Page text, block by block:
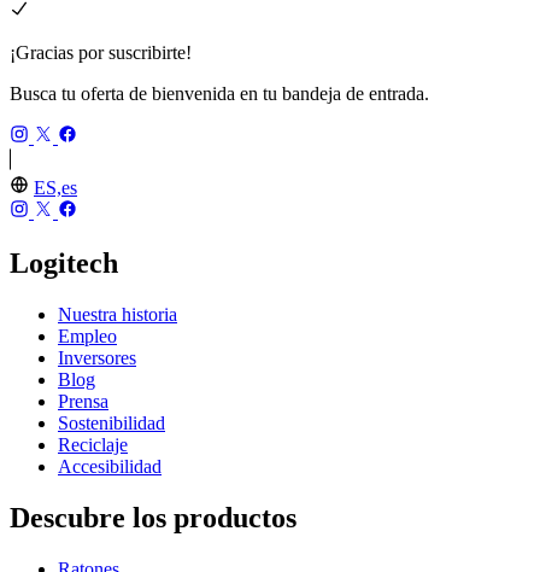
¡Gracias por suscribirte!
Busca tu oferta de bienvenida en tu bandeja de entrada.
ES,es
Logitech
Nuestra historia
Empleo
Inversores
Blog
Prensa
Sostenibilidad
Reciclaje
Accesibilidad
Descubre los productos